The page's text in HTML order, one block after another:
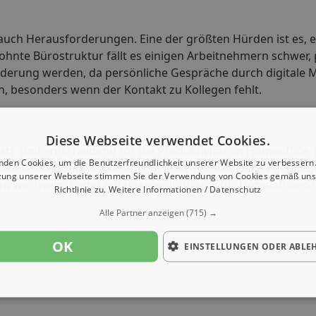
Herausforderungen. Eine der größten Hürden ist es,
Bürostruktur fällt es einigen Arbeitnehmern
werden, da persönliche Gespräche durch digitale
besonders wenn der Kontakt zu Kollegen fehlt.
sind entscheidend für die Produktivität im Homeoffice.
Die Kommunikation mit Kollegen sollte aktiv gepflegt
findet auf unserer Jobbörse für Homeoffice-
Diese Webseite verwendet Cookies.
Cookies, um die Benutzerfreundlichkeit unserer Website zu
unserer Webseite stimmen Sie der Verwendung von Cookies gemäß
Richtlinie zu. Weitere Informationen / Datenschutz
Alle Partner anzeigen(715) →
OK EINSTELLUNGEN ODER